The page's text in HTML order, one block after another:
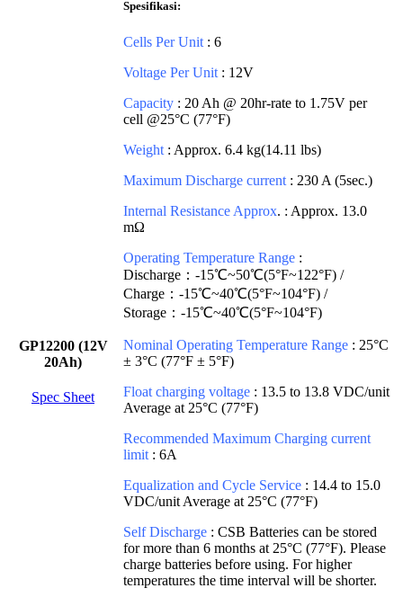
GP12200 (12V
20Ah)
Spec Sheet
Spesifikasi:
Cells Per Unit : 6
Voltage Per Unit : 12V
Capacity : 20 Ah @ 20hr-rate to 1.75V per
cell @25°C (77°F)
Weight : Approx. 6.4 kg(14.11 lbs)
Maximum Discharge current : 230 A (5sec.)
Internal Resistance Approx. : Approx. 13.0
mΩ
Operating Temperature Range :
Discharge：-15℃~50℃(5°F~122°F) /
Charge：-15℃~40℃(5°F~104°F) /
Storage：-15℃~40℃(5°F~104°F)
Nominal Operating Temperature Range : 25°C
± 3°C (77°F ± 5°F)
Float charging voltage : 13.5 to 13.8 VDC/unit
Average at 25°C (77°F)
Recommended Maximum Charging current
limit : 6A
Equalization and Cycle Service : 14.4 to 15.0
VDC/unit Average at 25°C (77°F)
Self Discharge : CSB Batteries can be stored
for more than 6 months at 25°C (77°F). Please
charge batteries before using. For higher
temperatures the time interval will be shorter.